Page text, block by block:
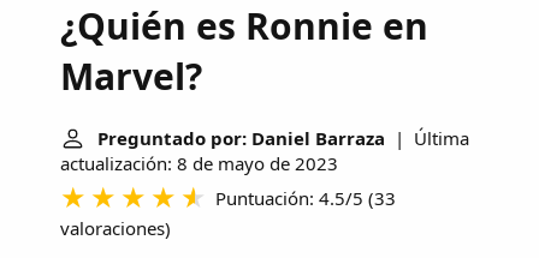
¿Quién es Ronnie en
Marvel?
Preguntado por: Daniel Barraza | Última
actualización: 8 de mayo de 2023
Puntuación: 4.5/5 (33
valoraciones)